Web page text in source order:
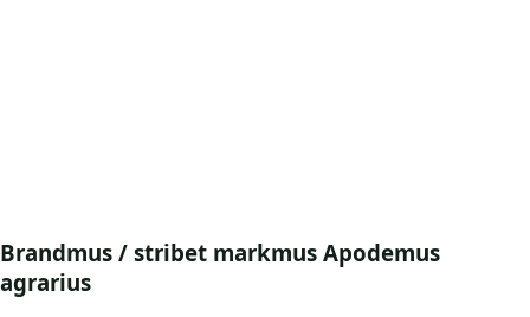
Brandmus / stribet markmus Apodemus
agrarius